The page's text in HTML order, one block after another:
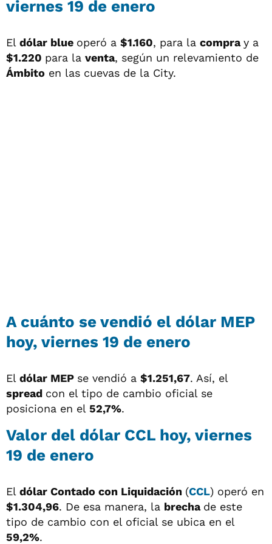
viernes 19 de enero
El dólar blue operó a $1.160, para la compray a
$1.220 para la venta, según un relevamiento de
Ámbito en las cuevas de la City.
A cuánto se vendió el dólar MEP
hoy, viernes 19 de enero
El dólar MEP se vendió a $1.251,67. Así, el
spread con el tipo de cambio oficial se
posiciona en el 52,7%.
Valor del dólar CCL hoy, viernes
19 de enero
El dólar Contado con Liquidación (CCL) operó en
$1.304,96. De esa manera, la brecha de este
tipo de cambio con el oficial se ubica en el
59,2%.